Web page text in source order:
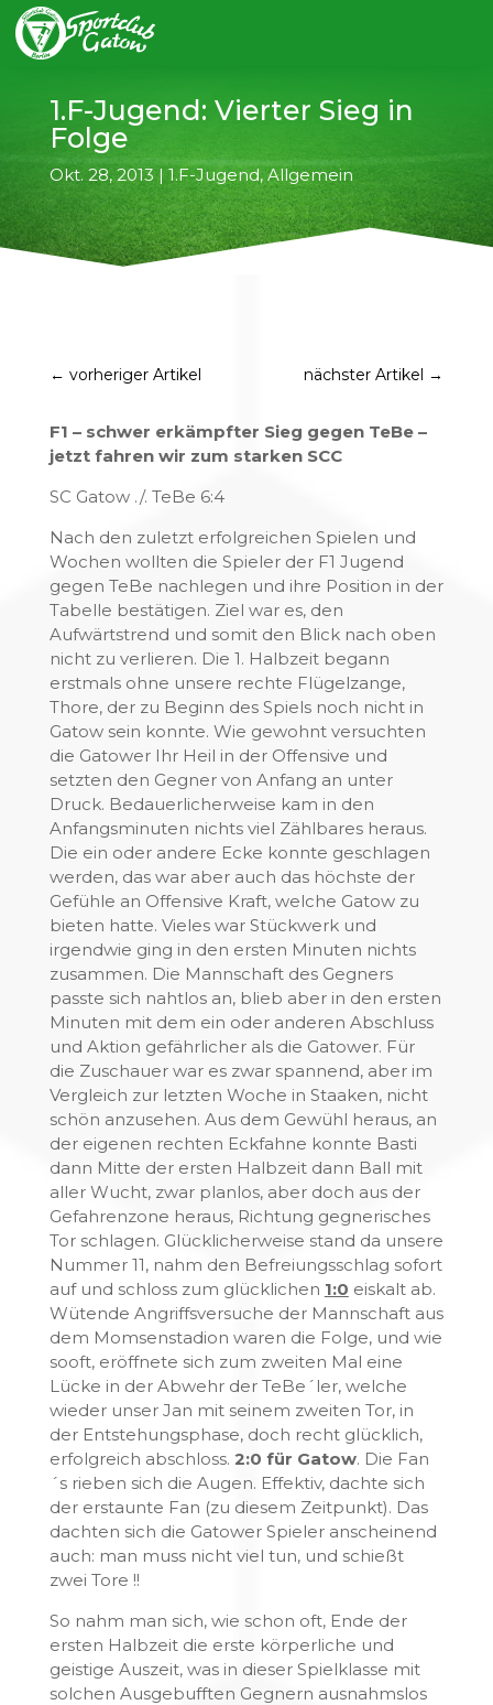
1.F-Jugend: Vierter Sieg in
Folge
Okt. 28, 2013| 1.F-Jugend,Allgemein
← vorheriger Artikel nächster Artikel →
F1 – schwer erkämpfter Sieg gegen TeBe –
jetzt fahren wir zum starken SCC
SC Gatow ./. TeBe 6:4
Nach den zuletzt erfolgreichen Spielen und
Wochen wollten die Spieler der F1 Jugend
gegen TeBe nachlegen und ihre Position in der
Tabelle bestätigen. Ziel war es, den
Aufwärtstrend und somit den Blick nach oben
nicht zu verlieren. Die 1. Halbzeit begann
erstmals ohne unsere rechte Flügelzange,
Thore, der zu Beginn des Spiels noch nicht in
Gatow sein konnte. Wie gewohnt versuchten
die Gatower Ihr Heil in der Offensive und
setzten den Gegner von Anfang an unter
Druck. Bedauerlicherweise kam in den
Anfangsminuten nichts viel Zählbares heraus.
Die ein oder andere Ecke konnte geschlagen
werden, das war aber auch das höchste der
Gefühle an Offensive Kraft, welche Gatow zu
bieten hatte. Vieles war Stückwerk und
irgendwie ging in den ersten Minuten nichts
zusammen. Die Mannschaft des Gegners
passte sich nahtlos an, blieb aber in den ersten
Minuten mit dem ein oder anderen Abschluss
und Aktion gefährlicher als die Gatower. Für
die Zuschauer war es zwar spannend, aber im
Vergleich zur letzten Woche in Staaken, nicht
schön anzusehen. Aus dem Gewühl heraus, an
der eigenen rechten Eckfahne konnte Basti
dann Mitte der ersten Halbzeit dann Ball mit
aller Wucht, zwar planlos, aber doch aus der
Gefahrenzone heraus, Richtung gegnerisches
Tor schlagen. Glücklicherweise stand da unsere
Nummer 11, nahm den Befreiungsschlag sofort
auf und schloss zum glücklichen 1:0 eiskalt ab.
Wütende Angriffsversuche der Mannschaft aus
dem Momsenstadion waren die Folge, und wie
sooft, eröffnete sich zum zweiten Mal eine
Lücke in der Abwehr der TeBe´ler, welche
wieder unser Jan mit seinem zweiten Tor, in
der Entstehungsphase, doch recht glücklich,
erfolgreich abschloss. 2:0 für Gatow. Die Fan
´s rieben sich die Augen. Effektiv, dachte sich
der erstaunte Fan (zu diesem Zeitpunkt). Das
dachten sich die Gatower Spieler anscheinend
auch: man muss nicht viel tun, und schießt
zwei Tore !!
So nahm man sich, wie schon oft, Ende der
ersten Halbzeit die erste körperliche und
geistige Auszeit, was in dieser Spielklasse mit
solchen Ausgebufften Gegnern ausnahmslos